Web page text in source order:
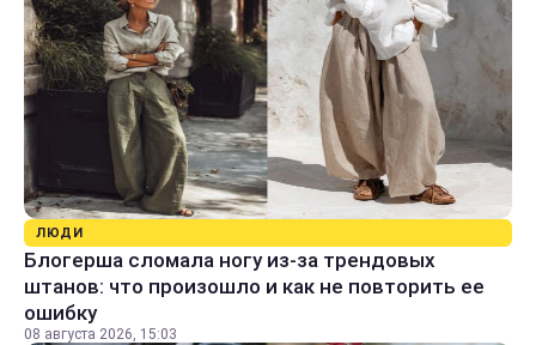
ЛЮДИ
Блогерша сломала ногу из-за трендовых
штанов: что произошло и как не повторить ее
ошибку
08 августа 2026, 15:03